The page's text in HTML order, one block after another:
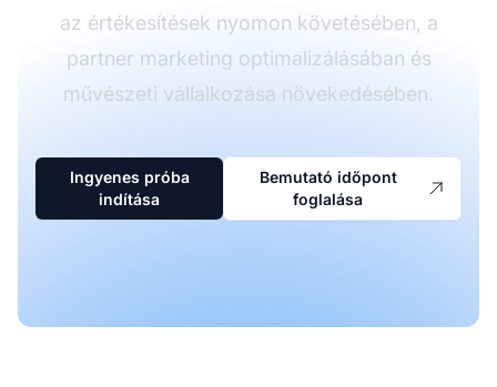
az értékesítések nyomon követésében, a
partner marketing optimalizálásában és
művészeti vállalkozása növekedésében.
Ingyenes próba
indítása
Bemutató időpont
foglalása